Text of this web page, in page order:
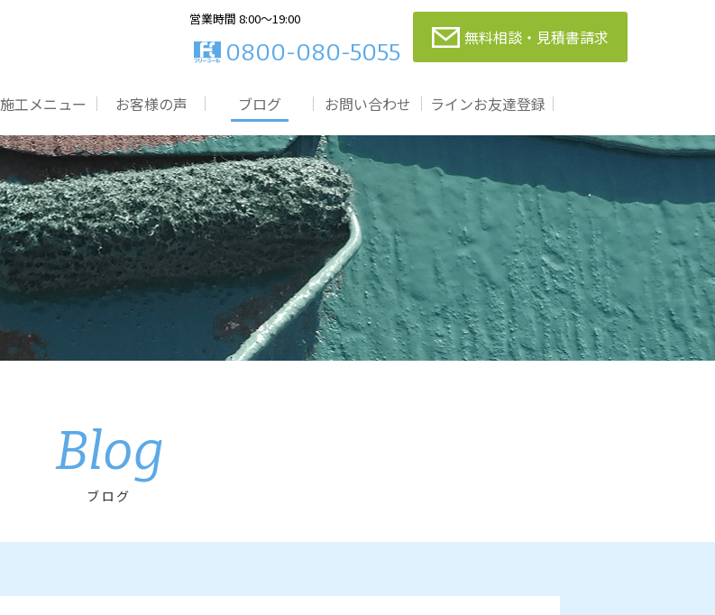
営業時間 8:00～19:00
0800-080-5055
無料相談・見積書請求
施工メニュー お客様の声 ブログ お問い合わせ ラインお友達登録
Blog
ブログ